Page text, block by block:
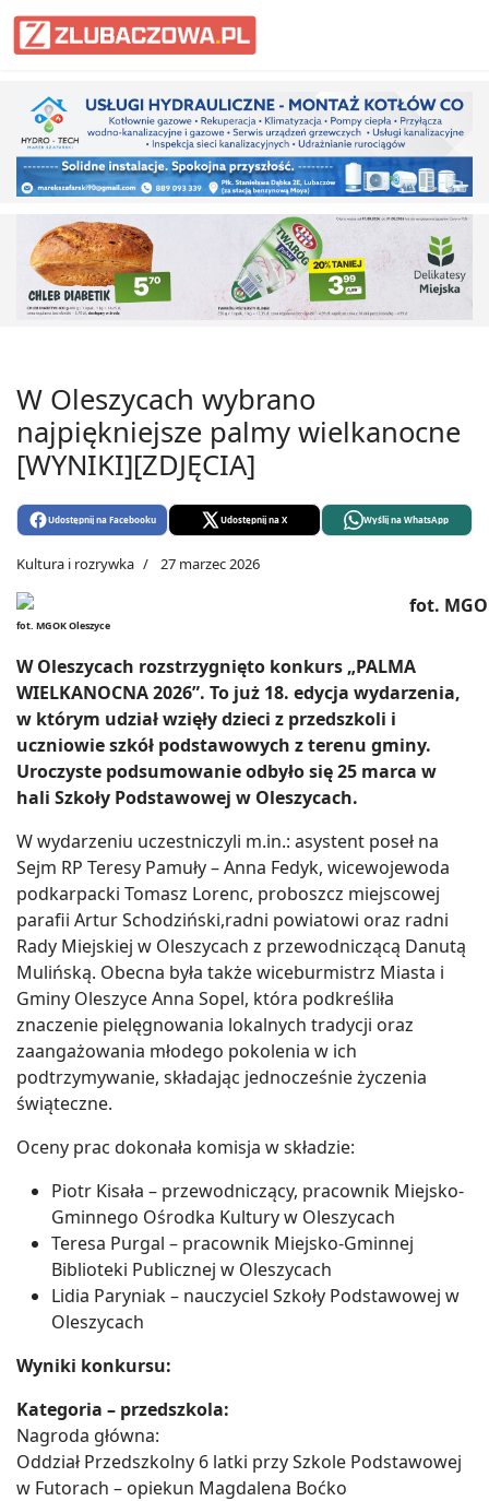
W Oleszycach wybrano
najpiękniejsze palmy wielkanocne
[WYNIKI][ZDJĘCIA]
Udostępnij na Facebooku Udostępnij na X Wyślij na WhatsApp
Kultura i rozrywka 27 marzec 2026
fot. MGOK Oleszyce
W Oleszycach rozstrzygnięto konkurs „PALMA
WIELKANOCNA 2026”. To już 18. edycja wydarzenia,
w którym udział wzięły dzieci z przedszkoli i
uczniowie szkół podstawowych z terenu gminy.
Uroczyste podsumowanie odbyło się 25 marca w
hali Szkoły Podstawowej w Oleszycach.
W wydarzeniu uczestniczyli m.in.: asystent poseł na
Sejm RP Teresy Pamuły – Anna Fedyk, wicewojewoda
podkarpacki Tomasz Lorenc, proboszcz miejscowej
parafii Artur Schodziński,radni powiatowi oraz radni
Rady Miejskiej w Oleszycach z przewodniczącą Danutą
Mulińską. Obecna była także wiceburmistrz Miasta i
Gminy Oleszyce Anna Sopel, która podkreśliła
znaczenie pielęgnowania lokalnych tradycji oraz
zaangażowania młodego pokolenia w ich
podtrzymywanie, składając jednocześnie życzenia
świąteczne.
Oceny prac dokonała komisja w składzie:
Piotr Kisała – przewodniczący, pracownik Miejsko-
Gminnego Ośrodka Kultury w Oleszycach
Teresa Purgal – pracownik Miejsko-Gminnej
Biblioteki Publicznej w Oleszycach
Lidia Paryniak – nauczyciel Szkoły Podstawowej w
Oleszycach
Wyniki konkursu:
Kategoria – przedszkola:
Nagroda główna:
Oddział Przedszkolny 6 latki przy Szkole Podstawowej
w Futorach – opiekun Magdalena Boćko